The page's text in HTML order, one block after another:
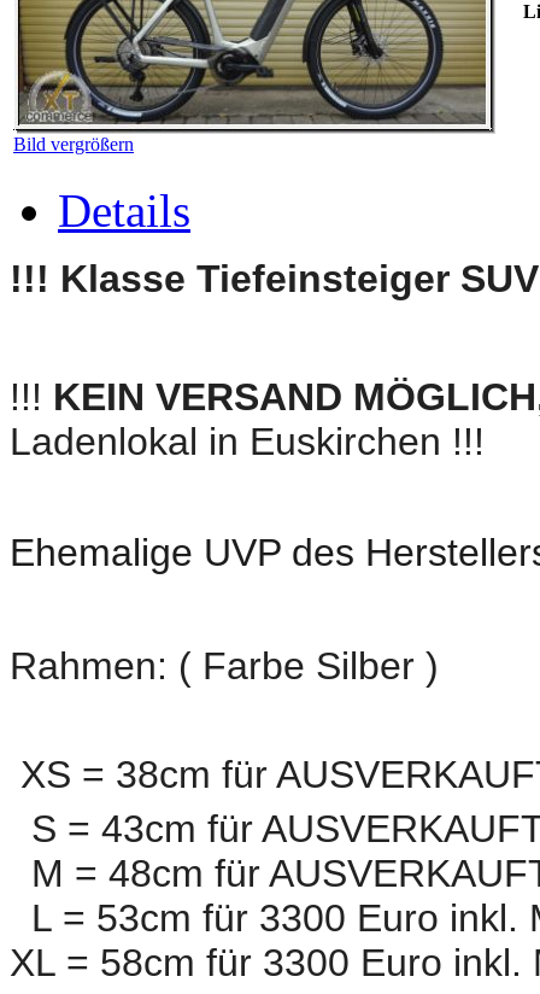
Bild vergrößern
Details
!!! Klasse Tiefeinsteiger
!!! KEIN VERSAND
Ladenlokal in Euskirchen !!!
Ehemalige UVP des
Rahmen: ( Farbe Silber )
XS = 38cm für
S = 43cm für
M = 48cm für
L = 53cm für 3300 Euro inkl.
XL = 58cm für 3300 Euro inkl.